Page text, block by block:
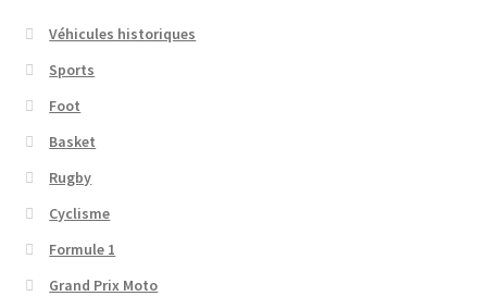
Véhicules historiques
Sports
Foot
Basket
Rugby
Cyclisme
Formule 1
Grand Prix Moto